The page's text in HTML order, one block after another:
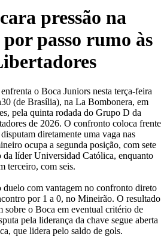
pressão na
passo rumo às
o Boca Juniors nesta terça-feira
(de Brasília), na La Bombonera, em
pela quinta rodada do Grupo D da
de 2026. O confronto coloca frente
diretamente uma vaga nas
ocupa a segunda posição, com sete
da líder Universidad Católica, enquanto
terceiro, com seis.
duelo com vantagem no confronto direto
por 1 a 0, no Mineirão. O resultado
sobre o Boca em eventual critério de
pela liderança da chave segue aberta
que lidera pelo saldo de gols.